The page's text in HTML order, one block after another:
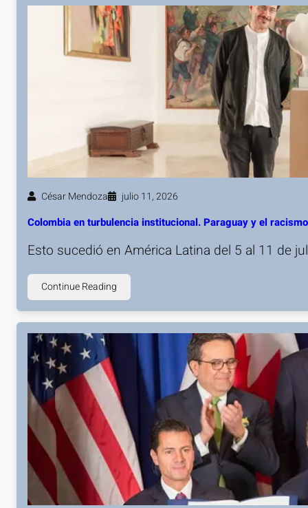
César Mendoza julio 11, 2026
Colombia en turbulencia institucional. Paraguay y el
Esto sucedió en América Latina del 5 al 11 de
Continue Reading